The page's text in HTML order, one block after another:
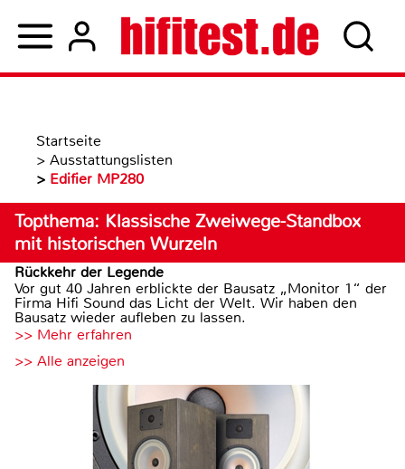
Startseite
> Ausstattungslisten
> Edifier MP280
Topthema: Klassische Zweiwege-Standbox
mit historischen Wurzeln
Rückkehr der Legende
Vor gut 40 Jahren erblickte der Bausatz „Monitor 1“ der
Firma Hifi Sound das Licht der Welt. Wir haben den
Bausatz wieder aufleben zu lassen.
>> Mehr erfahren
>> Alle anzeigen